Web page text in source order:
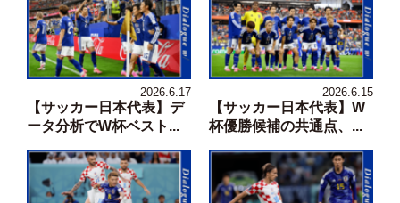
2026.6.17
【サッカー日本代表】デ
ータ分析でW杯ベスト...
2026.6.15
【サッカー日本代表】W
杯優勝候補の共通点、...